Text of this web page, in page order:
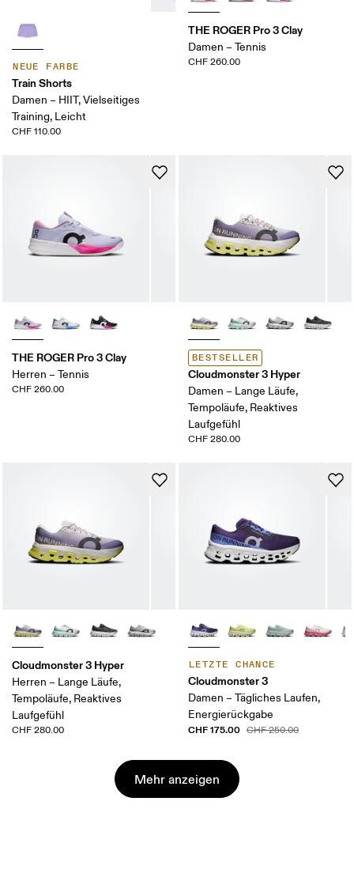
NEUE FARBE
Train Shorts
Damen – HIIT, Vielseitiges
Training, Leicht
CHF 110.00
THE ROGER Pro 3 Clay
Damen – Tennis
CHF 260.00
THE ROGER Pro 3 Clay
Herren – Tennis
CHF 260.00
BESTSELLER
Cloudmonster 3 Hyper
Damen – Lange Läufe,
Tempoläufe, Reaktives
Laufgefühl
CHF 280.00
Cloudmonster 3 Hyper
Herren – Lange Läufe,
Tempoläufe, Reaktives
Laufgefühl
CHF 280.00
LETZTE CHANCE
Cloudmonster 3
Damen – Tägliches Laufen,
Energierückgabe
CHF 175.00 CHF 250.00
Mehr anzeigen